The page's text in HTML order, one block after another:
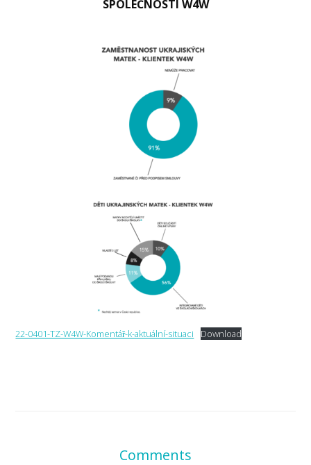
SPOLEČNOSTI W4W
22-0401-TZ-W4W-Komentář-k-aktuální-situaci Download
Comments